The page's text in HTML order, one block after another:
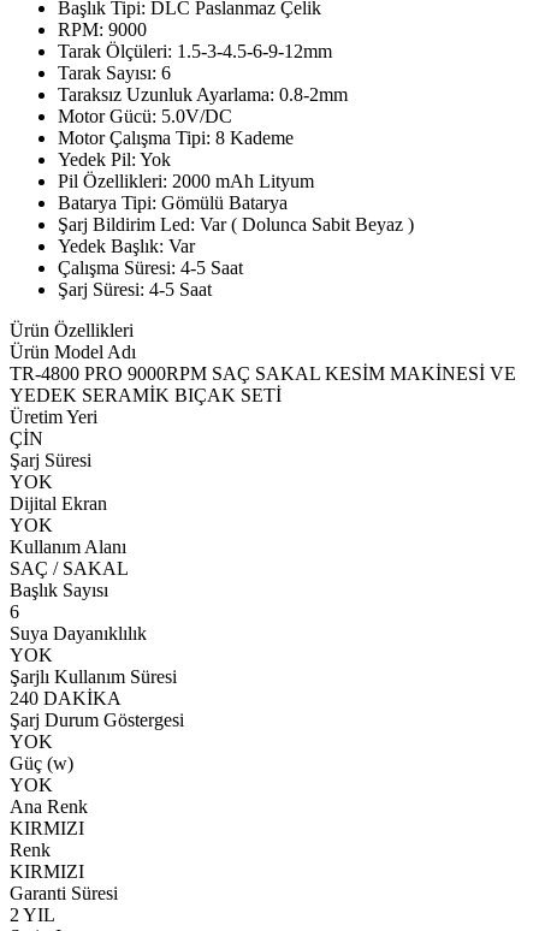
Başlık Tipi: DLC Paslanmaz Çelik
RPM: 9000
Tarak Ölçüleri: 1.5-3-4.5-6-9-12mm
Tarak Sayısı: 6
Taraksız Uzunluk Ayarlama: 0.8-2mm
Motor Gücü: 5.0V/DC
Motor Çalışma Tipi: 8 Kademe
Yedek Pil: Yok
Pil Özellikleri: 2000 mAh Lityum
Batarya Tipi: Gömülü Batarya
Şarj Bildirim Led: Var ( Dolunca Sabit Beyaz )
Yedek Başlık: Var
Çalışma Süresi: 4-5 Saat
Şarj Süresi: 4-5 Saat
Ürün Özellikleri
Ürün Model Adı
TR-4800 PRO 9000RPM SAÇ SAKAL KESİM MAKİNESİ VE
YEDEK SERAMİK BIÇAK SETİ
Üretim Yeri
ÇİN
Şarj Süresi
YOK
Dijital Ekran
YOK
Kullanım Alanı
SAÇ / SAKAL
Başlık Sayısı
6
Suya Dayanıklılık
YOK
Şarjlı Kullanım Süresi
240 DAKİKA
Şarj Durum Göstergesi
YOK
Güç (w)
YOK
Ana Renk
KIRMIZI
Renk
KIRMIZI
Garanti Süresi
2 YIL